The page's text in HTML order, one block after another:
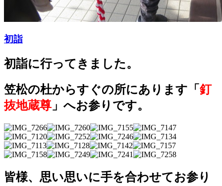
初詣
初詣に行ってきました。
笠松の杜からすぐの所にあります 「 釘
抜地蔵尊 」 へお参りです。
皆様、思い思いに手を合わせてお参り